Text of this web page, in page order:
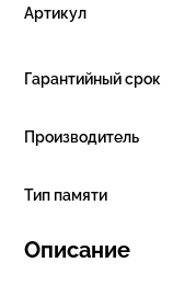
Артикул
Гарантийный срок
Производитель
Тип памяти
Описание